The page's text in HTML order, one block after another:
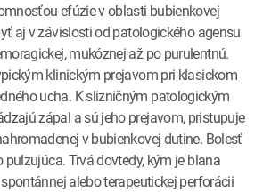
efúzie v oblasti bubienkovej
aj v závislosti od patologického agensu
mukóznej až po purulentnú.
klinickým prejavom pri klasickom
ucha. K slizničným patologickým
zápal a sú jeho prejavom, pristupuje
v bubienkovej dutine. Bolesť
pulzujúca. Trvá dovtedy, kým je blana
alebo terapeutickej perforácii